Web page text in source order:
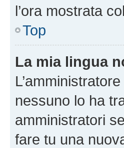
l’ora mostrata
Top
La mia lingua
nessuno lo ha
amministratori
fare tu una